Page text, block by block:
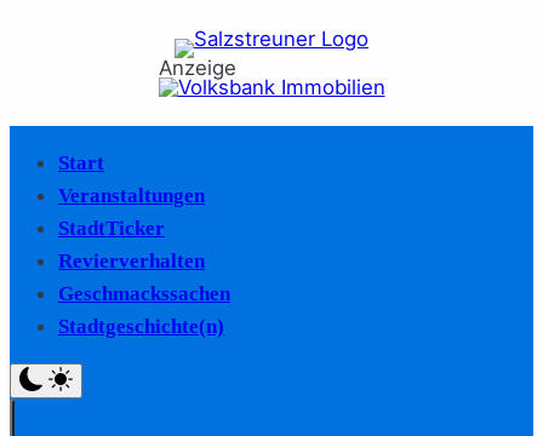
Anzeige
Start
Veranstaltungen
StadtTicker
Revierverhalten
Geschmackssachen
Stadtgeschichte(n)